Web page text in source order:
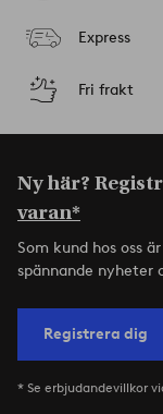
Express
Fri frakt
Ny här?
varan*
Som kund hos oss
spännande nyheter
Registrera dig
* Se erbjudandevillkor